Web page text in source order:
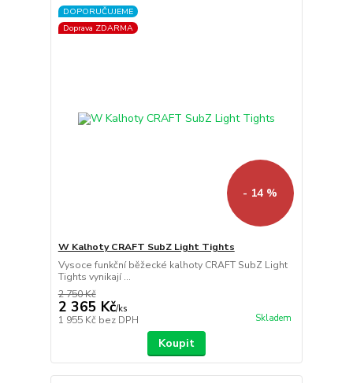
DOPORUČUJEME
Doprava ZDARMA
- 14 %
W Kalhoty CRAFT SubZ Light Tights
Vysoce funkční běžecké kalhoty CRAFT SubZ Light
Tights vynikají ...
2 750 Kč
2 365 Kč/ks
1 955 Kč bez DPH Skladem
Koupit